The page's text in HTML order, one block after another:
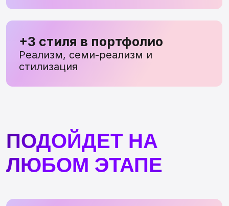
ЛЮБОМ ЭТАПЕ
Начинаете с нуля
Страшно рисовать портреты, но очень
хочется. На курсе заложите базу,
целых работ, которыми вы будете